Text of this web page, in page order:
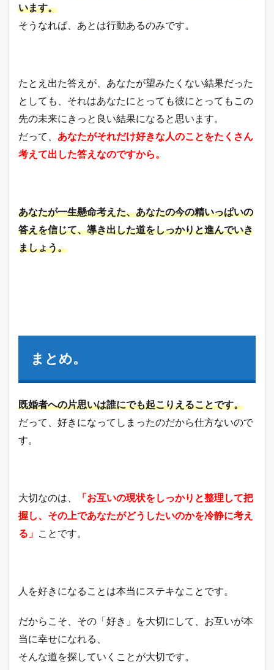
います。
そうなれば、あとは行動あるのみです。
たとえ出た答えが、あなたが望みたくない結果だった
としても、それはあなたにとっても彼にとってもこの
先の未来にきっと良い結果になると思います。
だって、 あなたがそれだけ好きな人のことをたくさん
考えて出した答えなのですから。
あなたが一生懸命考えた、あなたの今の精いっぱいの
答えを信じて、導き出した道をしっかりと進んでいき
ましょう。
まとめ。
既婚者への片思いは誰にでも起こりえることです。
だって、好きになってしまったのだから仕方ないので
す。
大切なのは、
「お互いの現状をしっかりと整理して把
握し、その上であなたがどうしたいのかを冷静に考え
る」
ことです。
人を好きになることは本当にステキなことです。
だからこそ、その「好き」を大切にして、お互いが本
当に幸せになれる、
そんな道を探していくことが大切です。